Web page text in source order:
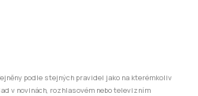
podle stejných pravidel jako na kterémkoliv
v novinách, rozhlasovém nebo televizním